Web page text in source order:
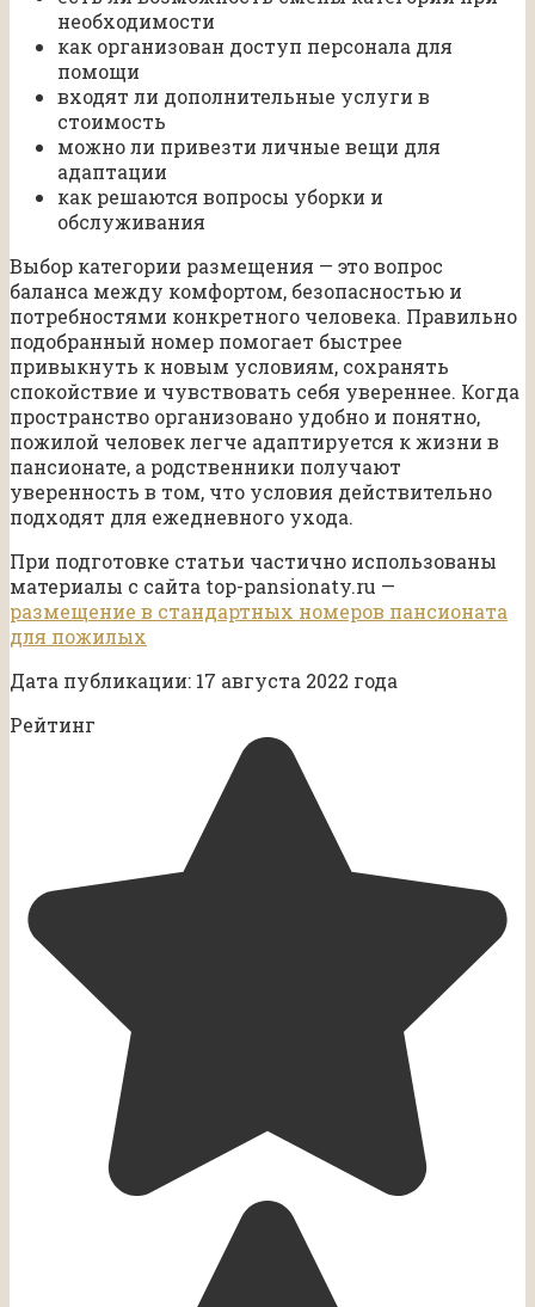
необходимости
как организован доступ персонала для
помощи
входят ли дополнительные услуги в
стоимость
можно ли привезти личные вещи для
адаптации
как решаются вопросы уборки и
обслуживания
Выбор категории размещения — это вопрос
баланса между комфортом, безопасностью и
потребностями конкретного человека. Правильно
подобранный номер помогает быстрее
привыкнуть к новым условиям, сохранять
спокойствие и чувствовать себя увереннее. Когда
пространство организовано удобно и понятно,
пожилой человек легче адаптируется к жизни в
пансионате, а родственники получают
уверенность в том, что условия действительно
подходят для ежедневного ухода.
При подготовке статьи частично использованы
материалы с сайта top-pansionaty.ru —
размещение в стандартных номеров пансионата
для пожилых
Дата публикации: 17 августа 2022 года
Рейтинг